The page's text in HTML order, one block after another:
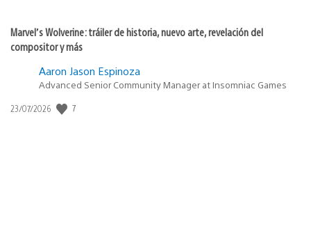
Marvel’s Wolverine: tráiler de historia, nuevo arte, revelación del
compositor y más
Aaron Jason Espinoza
Advanced Senior Community Manager at Insomniac Games
Fecha
23/07/2026 7